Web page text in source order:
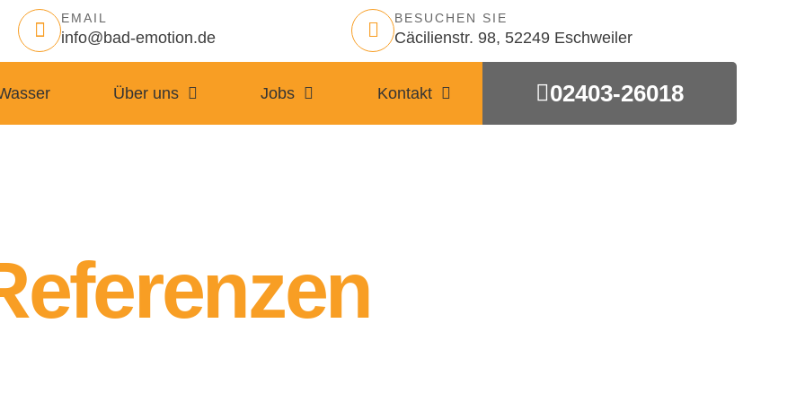
EMAIL
info@bad-emotion.de
BESUCHEN SIE
Cäcilienstr. 98, 52249 Eschweiler
Über uns Jobs Kontakt 02403-26018